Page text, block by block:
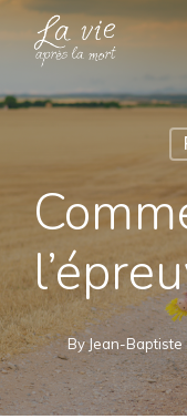
main
ByJean-Baptiste